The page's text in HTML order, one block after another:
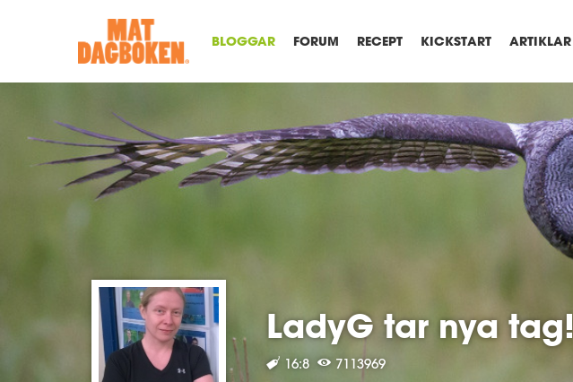
BLOGGAR FORUM RECEPT KICKSTART ARTIKLAR
LadyG tar nya tag!
16:8 7113969